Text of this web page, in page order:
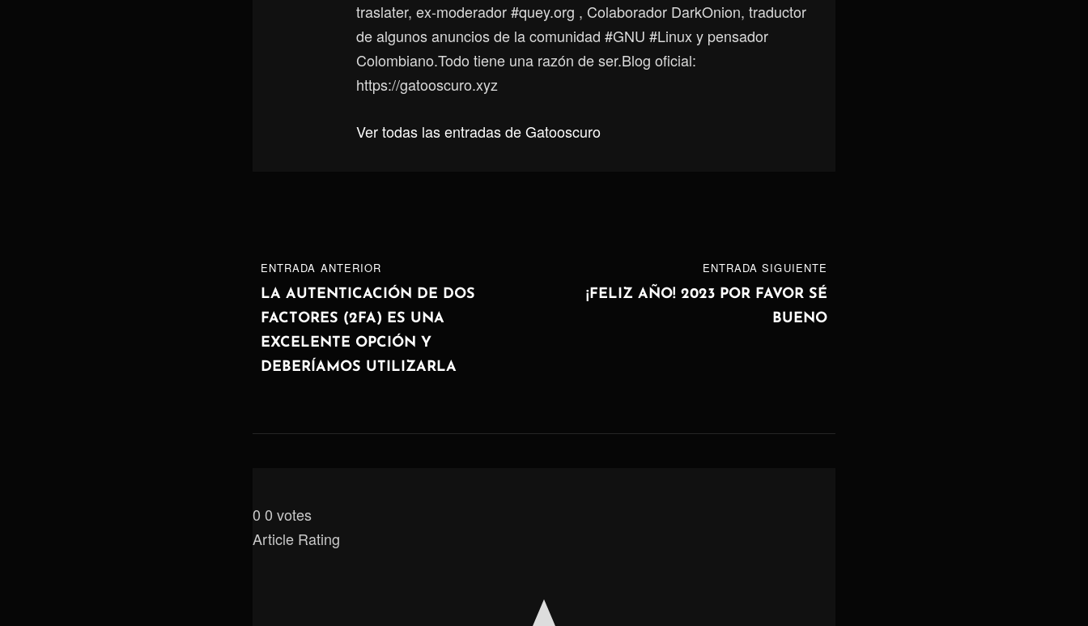
traslater, ex-moderador #quey.org , Colaborador DarkOnion, traductor
de algunos anuncios de la comunidad #GNU #Linux y pensador
Colombiano.Todo tiene una razón de ser.Blog oficial:
https://gatooscuro.xyz
Ver todas las entradas de Gatooscuro
Navegación
de
entradas
ENTRADA
ANTERIOR
ENTRADA ANTERIOR
LA AUTENTICACIÓN DE DOS
FACTORES (2FA) ES UNA
EXCELENTE OPCIÓN Y
DEBERÍAMOS UTILIZARLA
SIGUIENTE
ENTRADA SIGUIENTE
¡FELIZ AÑO! 2023 POR FAVOR SÉ
BUENO
0 0 votes
Article Rating